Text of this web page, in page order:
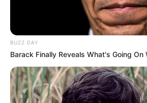
BUZZ DAY
Barack Finally Reveals What's Going On